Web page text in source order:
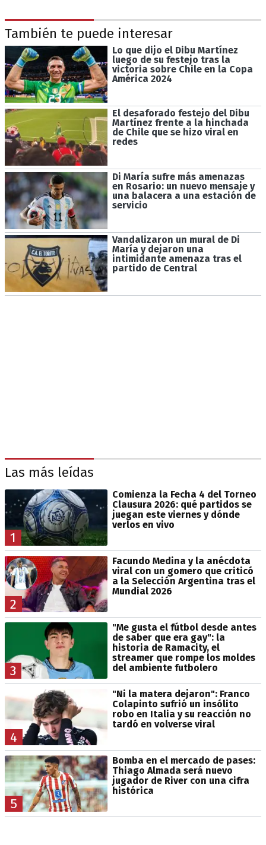
También te puede interesar
Lo que dijo el Dibu Martínez
luego de su festejo tras la
victoria sobre Chile en la Copa
América 2024
El desaforado festejo del Dibu
Martínez frente a la hinchada
de Chile que se hizo viral en
redes
Di María sufre más amenazas
en Rosario: un nuevo mensaje y
una balacera a una estación de
servicio
Vandalizaron un mural de Di
María y dejaron una
intimidante amenaza tras el
partido de Central
Las más leídas
1
Comienza la Fecha 4 del Torneo
Clausura 2026: qué partidos se
juegan este viernes y dónde
verlos en vivo
2
Facundo Medina y la anécdota
viral con un gomero que criticó
a la Selección Argentina tras el
Mundial 2026
3
"Me gusta el fútbol desde antes
de saber que era gay": la
historia de Ramacity, el
streamer que rompe los moldes
del ambiente futbolero
4
"Ni la matera dejaron": Franco
Colapinto sufrió un insólito
robo en Italia y su reacción no
tardó en volverse viral
5
Bomba en el mercado de pases:
Thiago Almada será nuevo
jugador de River con una cifra
histórica